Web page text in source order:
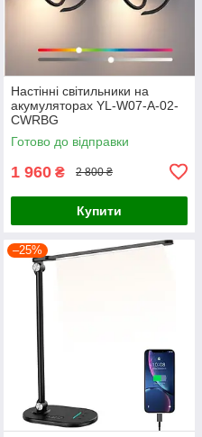
Настінні світильники на
акумуляторах YL-W07-A-02-
CWRBG
Готово до відправки
1 960 ₴ 2 800 ₴
Купити
–25%